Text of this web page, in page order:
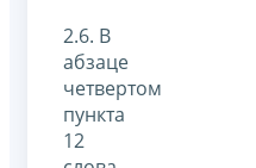
2.6. В
абзаце
четвертом
пункта
12